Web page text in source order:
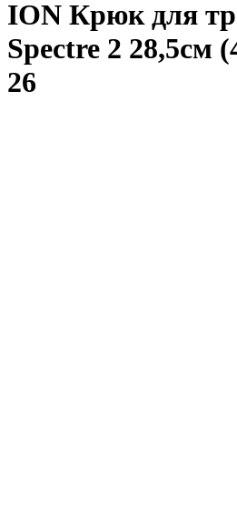
ION Крюк для
Spectre 2 28,5см
26